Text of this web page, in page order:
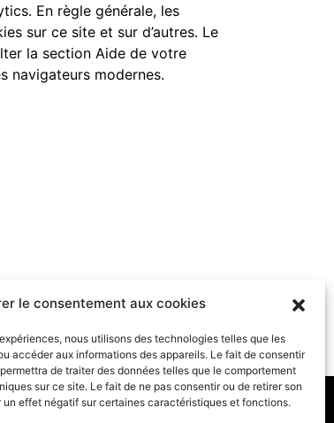
le consentement aux cookies
nous utilisons des technologies telles que les
accéder aux informations des appareils. Le fait de consentir
de traiter des données telles que le comportement
sur ce site. Le fait de ne pas consentir ou de retirer son
effet négatif sur certaines caractéristiques et fonctions.
En règle générale, les
sur ce site et sur d’autres. Le
la section Aide de votre
navigateurs modernes.